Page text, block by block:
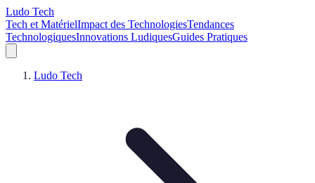
Ludo Tech
Tech et MatérielImpact des TechnologiesTendances
TechnologiquesInnovations LudiquesGuides Pratiques
Ludo Tech